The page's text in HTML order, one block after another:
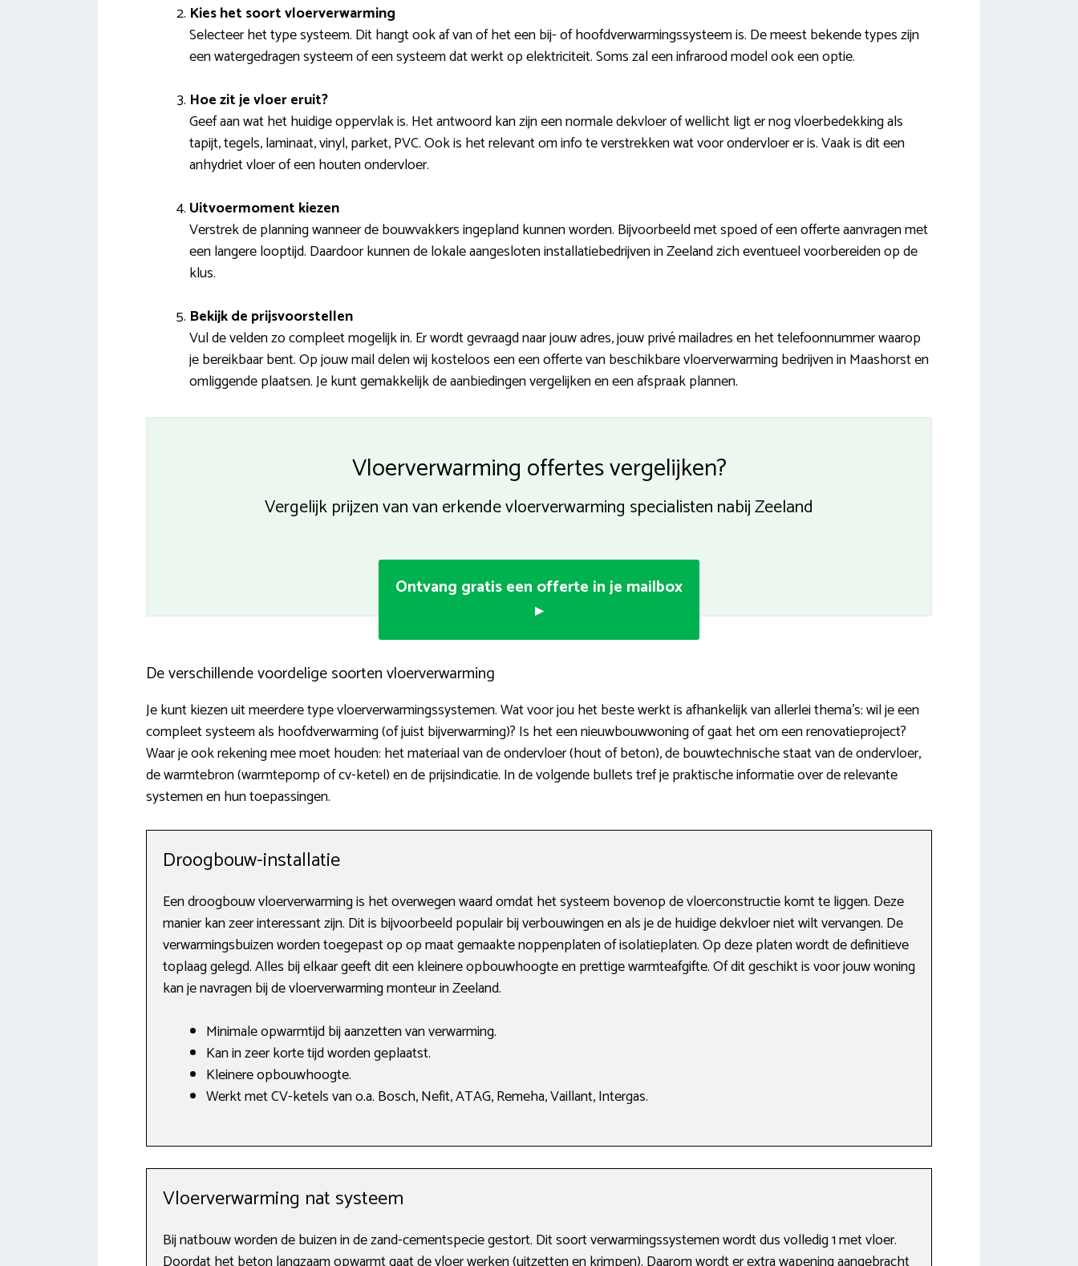
Kies het soort vloerverwarming
Selecteer het type systeem. Dit hangt ook af van of het een bij- of hoofdverwarmingssysteem is. De meest bekende types zijn
een watergedragen systeem of een systeem dat werkt op elektriciteit. Soms zal een infrarood model ook een optie.
Hoe zit je vloer eruit?
Geef aan wat het huidige oppervlak is. Het antwoord kan zijn een normale dekvloer of wellicht ligt er nog vloerbedekking als
tapijt, tegels, laminaat, vinyl, parket, PVC. Ook is het relevant om info te verstrekken wat voor ondervloer er is. Vaak is dit een
anhydriet vloer of een houten ondervloer.
Uitvoermoment kiezen
Verstrek de planning wanneer de bouwvakkers ingepland kunnen worden. Bijvoorbeeld met spoed of een offerte aanvragen met
een langere looptijd. Daardoor kunnen de lokale aangesloten installatiebedrijven in Zeeland zich eventueel voorbereiden op de
klus.
Bekijk de prijsvoorstellen
Vul de velden zo compleet mogelijk in. Er wordt gevraagd naar jouw adres, jouw privé mailadres en het telefoonnummer waarop
je bereikbaar bent. Op jouw mail delen wij kosteloos een een offerte van beschikbare vloerverwarming bedrijven in Maashorst en
omliggende plaatsen. Je kunt gemakkelijk de aanbiedingen vergelijken en een afspraak plannen.
Vloerverwarming offertes vergelijken?
Vergelijk prijzen van van erkende vloerverwarming specialisten nabij Zeeland
Ontvang gratis een offerte in je mailbox
▸
De verschillende voordelige soorten vloerverwarming
Je kunt kiezen uit meerdere type vloerverwarmingssystemen. Wat voor jou het beste werkt is afhankelijk van allerlei thema’s: wil je een
compleet systeem als hoofdverwarming (of juist bijverwarming)? Is het een nieuwbouwwoning of gaat het om een renovatieproject?
Waar je ook rekening mee moet houden: het materiaal van de ondervloer (hout of beton), de bouwtechnische staat van de ondervloer,
de warmtebron (warmtepomp of cv-ketel) en de prijsindicatie. In de volgende bullets tref je praktische informatie over de relevante
systemen en hun toepassingen.
Droogbouw-installatie
Een droogbouw vloerverwarming is het overwegen waard omdat het systeem bovenop de vloerconstructie komt te liggen. Deze
manier kan zeer interessant zijn. Dit is bijvoorbeeld populair bij verbouwingen en als je de huidige dekvloer niet wilt vervangen. De
verwarmingsbuizen worden toegepast op op maat gemaakte noppenplaten of isolatieplaten. Op deze platen wordt de definitieve
toplaag gelegd. Alles bij elkaar geeft dit een kleinere opbouwhoogte en prettige warmteafgifte. Of dit geschikt is voor jouw woning
kan je navragen bij de vloerverwarming monteur in Zeeland.
Minimale opwarmtijd bij aanzetten van verwarming.
Kan in zeer korte tijd worden geplaatst.
Kleinere opbouwhoogte.
Werkt met CV-ketels van o.a. Bosch, Nefit, ATAG, Remeha, Vaillant, Intergas.
Vloerverwarming nat systeem
Bij natbouw worden de buizen in de zand-cementspecie gestort. Dit soort verwarmingssystemen wordt dus volledig 1 met vloer.